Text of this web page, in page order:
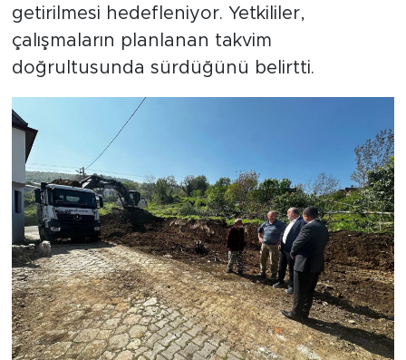
getirilmesi hedefleniyor. Yetkililer,
çalışmaların planlanan takvim
doğrultusunda sürdüğünü belirtti.